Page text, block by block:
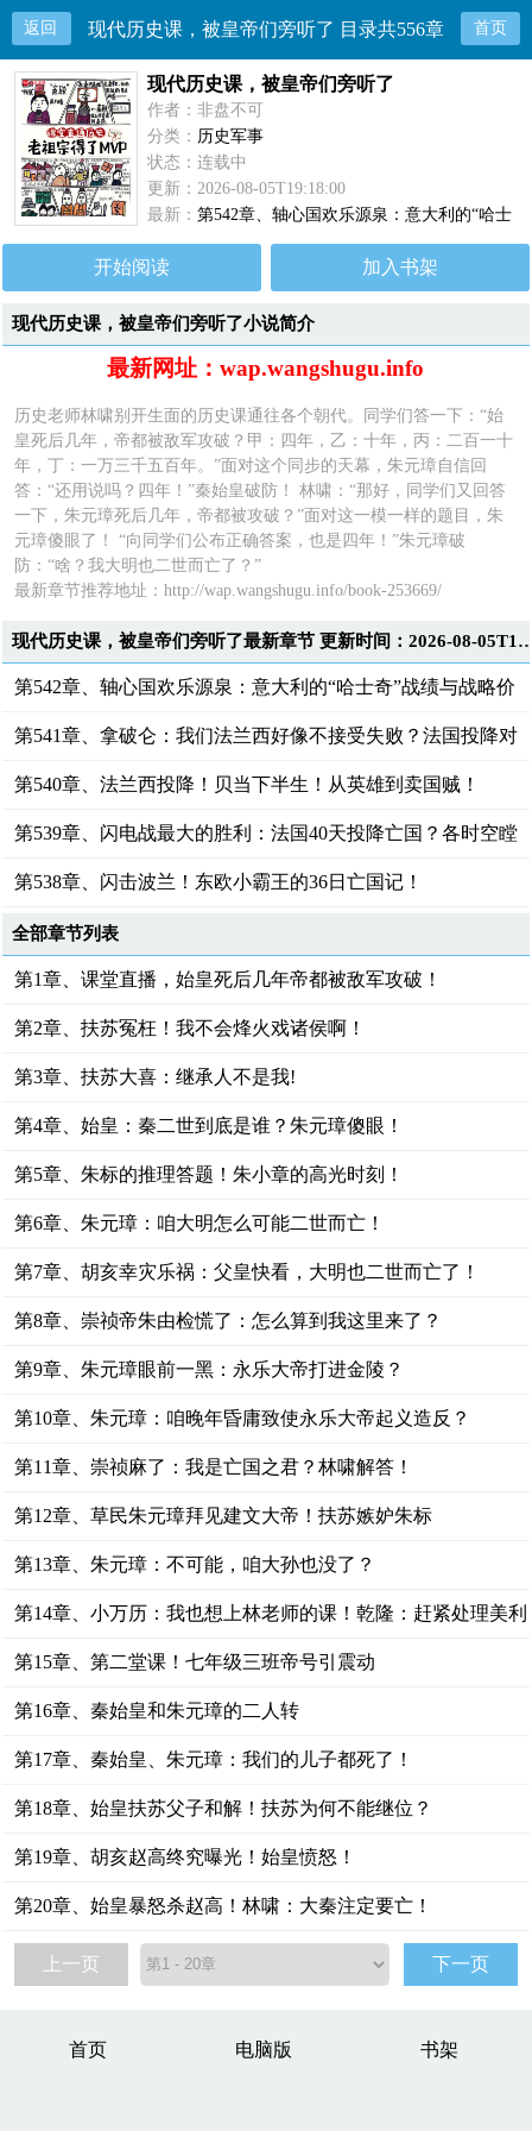
返回 现代历史课，被皇帝们旁听了 目录共556章 首页
现代历史课，被皇帝们旁听了
作者：非盘不可
分类： 历史军事
状态：连载中
更新：2026-08-05T19:18:00
最新：第542章、轴心国欢乐源泉：意大利的“哈士
奇”战绩与战略价值
开始阅读 加入书架
现代历史课，被皇帝们旁听了小说简介
最新网址：wap.wangshugu.info
历史老师林啸别开生面的历史课通往各个朝代。同学们答一下：“始
皇死后几年，帝都被敌军攻破？甲：四年，乙：十年，丙：二百一十
年，丁：一万三千五百年。”面对这个同步的天幕，朱元璋自信回
答：“还用说吗？四年！”秦始皇破防！ 林啸：“那好，同学们又回答
一下，朱元璋死后几年，帝都被攻破？”面对这一模一样的题目，朱
元璋傻眼了！ “向同学们公布正确答案，也是四年！”朱元璋破
防：“啥？我大明也二世而亡了？”
最新章节推荐地址：http://wap.wangshugu.info/book-253669/
现代历史课，被皇帝们旁听了最新章节 更新
第542章、轴心国欢乐源泉：意大利的“哈士奇”战绩与战略价
值
第541章、拿破仑：我们法兰西好像不接受失败？法国投降对
二战的影响！
第540章、法兰西投降！贝当下半生！从英雄到卖国贼！
第539章、闪电战最大的胜利：法国40天投降亡国？各时空瞠
目结舌！
第538章、闪击波兰！东欧小霸王的36日亡国记！
全部章节列表
第1章、课堂直播，始皇死后几年帝都被敌军攻破！
第2章、扶苏冤枉！我不会烽火戏诸侯啊！
第3章、扶苏大喜：继承人不是我!
第4章、始皇：秦二世到底是谁？朱元璋傻眼！
第5章、朱标的推理答题！朱小章的高光时刻！
第6章、朱元璋：咱大明怎么可能二世而亡！
第7章、胡亥幸灾乐祸：父皇快看，大明也二世而亡了！
第8章、崇祯帝朱由检慌了：怎么算到我这里来了？
第9章、朱元璋眼前一黑：永乐大帝打进金陵？
第10章、朱元璋：咱晚年昏庸致使永乐大帝起义造反？
第11章、崇祯麻了：我是亡国之君？林啸解答！
第12章、草民朱元璋拜见建文大帝！扶苏嫉妒朱标
第13章、朱元璋：不可能，咱大孙也没了？
第14章、小万历：我也想上林老师的课！乾隆：赶紧处理美利
坚！
第15章、第二堂课！七年级三班帝号引震动
第16章、秦始皇和朱元璋的二人转
第17章、秦始皇、朱元璋：我们的儿子都死了！
第18章、始皇扶苏父子和解！扶苏为何不能继位？
第19章、胡亥赵高终究曝光！始皇愤怒！
第20章、始皇暴怒杀赵高！林啸：大秦注定要亡！
上一页 下一页
首页 电脑版 书架